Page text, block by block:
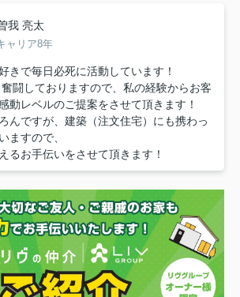
我 亮太
ャリア8年
きで毎日必死に活動しています！
闘しておりますので、私の経験からお客
動レベルのご提案をさせて頂きます！
んですが、建築（注文住宅）にも携わっ
ますので、
るお手伝いをさせて頂きます！